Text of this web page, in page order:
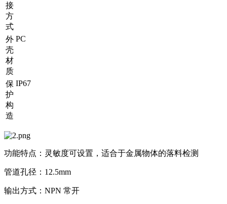
接
方
式
外
壳
材
质
PC
保
护
构
造
IP67
功能特点：灵敏度可设置，适合于金属物体的落料检测
管道孔径：12.5mm
输出方式：NPN 常开